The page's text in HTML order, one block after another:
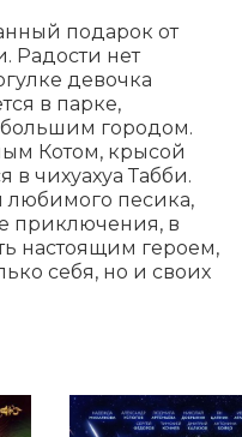
подарок от
Радости нет
девочка
в парке,
городом.
Котом, крысой
в чихуахуа Табби.
любимого песика,
приключения, в
настоящим героем,
себя, но и своих